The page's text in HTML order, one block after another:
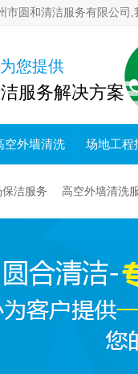
市圆和清洁服务有限公
您提供
服务解决方案
空外墙清洗 场地工程
洁服务 高空外墙清洗